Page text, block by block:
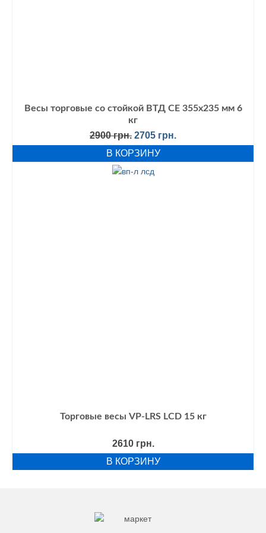
Весы торговые со стойкой ВТД СЕ 355х235 мм 6
кг
2900грн. Первоначальная
цена
составляла
2900 грн..
2705 грн.Текущая
цена:
В КОРЗИНУ
Торговые весы VP-LRS LCD 15 кг
2610 грн.
В КОРЗИНУ